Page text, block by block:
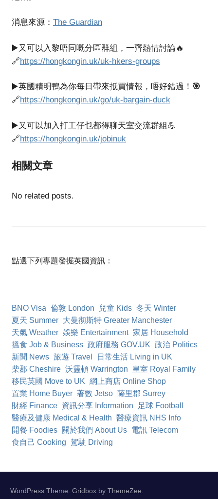
消息來源： The Guardian
▶️又可以入黎唔同嘅分區群組，一齊熱情討論🔥
🔗https://hongkongin.uk/uk-hkers-groups
▶️英國精明鴨為你每日帶來抵買情報，唔好錯過！ 🎯
🔗https://hongkongin.uk/go/uk-bargain-duck
▶️又可以加入打工仔乜都得聊天室交流群組💪
🔗https://hongkongin.uk/jobinuk
相關文章
No related posts.
點選下列專題發掘英國資訊：
BNO Visa 倫敦 London 兒童 Kids 冬天 Winter
夏天 Summer 大曼彻斯特 Greater Manchester
天氣 Weather 娛樂 Entertainment 家居 Household
搵食 Job & Business 政府服務 GOV.UK 政治 Politics
新聞 News 旅遊 Travel
日常生活 Living in UK
柴郡 Cheshire 沃靈頓 Warrington
皇室 Royal Family
移民英國 Move to UK 網上商店 Online Shop
置業 Home Buyer 著數 Jetso 薩里郡 Surrey
財經 Finance 資訊分享 Information
足球 Football
醫療及健康 Medical & Health 醫療資訊 NHS Info
開餐 Foodies 關於我們 About Us 電訊 Telecom
食自己 Cooking
駕駛 Driving
WordPress Theme: Gridbox by ThemeZee.